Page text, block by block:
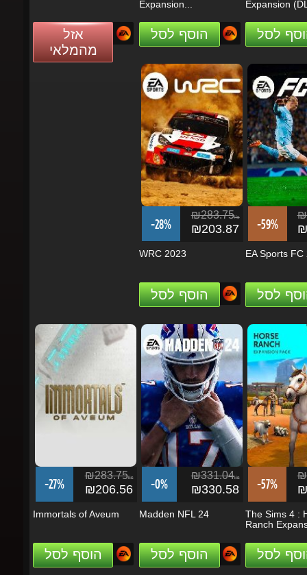
מהמלאי
הוסף לסל לסל
-28%
₪283.75ils
₪203.87
WRC 2023
-59%
EA Sports FC
לסל
Immortals of Aveum
הוסף לסל
-0%
₪331.04
₪330.58
Madden NFL 24
הוסף לסל
-57%
The Sims 4 :
Ranch
לסל